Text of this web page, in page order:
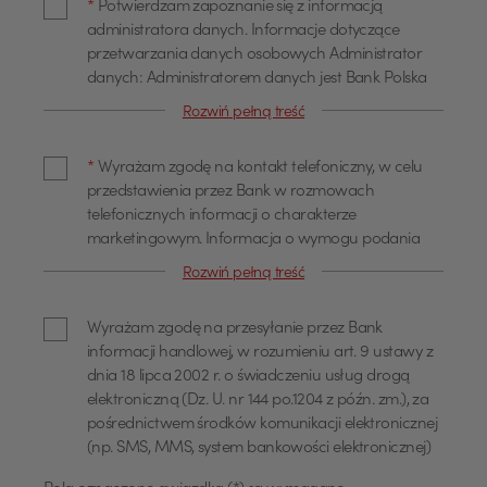
* Potwierdzam zapoznanie się z informacją
administratora danych. Informacje dotyczące
przetwarzania danych osobowych Administrator
danych: Administratorem danych jest Bank Polska
Kasa Opieki Spółka Akcyjna z siedzibą w Warszawie,
skontaktować poprzez adres email
info@pekao.com.pl, telefonicznie pod numerem 519
222 222 lub pisemnie: Bank Pekao SA - Centrala, ul.
Żubra 1, 01-066 Warszawa. U administratora
danych osobowych wyznaczony jest Inspektor
poprzez adres email: IOD@pekao.com.pl lub
pisemnie: Bank Pekao SA - Centrala, ul. Żubra 1, 01-
066 Warszawa. Z Inspektorem Ochrony Danych
można się kontaktować we wszystkich sprawach
dotyczących przetwarzania danych osobowych.
Cele przetwarzania oraz podstawa prawna
przetwarzania Pani/Pana dane będą
Rozwiń pełną treść
* Wyrażam zgodę na kontakt telefoniczny, w celu
przedstawienia przez Bank w rozmowach
telefonicznych informacji o charakterze
marketingowym. Informacja o wymogu podania
danych Podanie danych osobowych dla celów
profilowanie dla określania preferencji lub potrzeb
w zakresie produktów lub usług oraz
przedstawienia odpowiedniej oferty, przez Bank
Polska Kasa Opieki Spółka Akcyjna z siedzibą w
Warszawie, ul. Żubra 1 ("Bank"), jako administratora,
w celu marketingu bezpośredniego produktów lub
usług Banku oraz na kontakt telefoniczny, w celu
Rozwiń pełną treść
Wyrażam zgodę na przesyłanie przez Bank
informacji handlowej, w rozumieniu art. 9 ustawy z
dnia 18 lipca 2002 r. o świadczeniu usług drogą
elektroniczną (Dz. U. nr 144 po.1204 z późn. zm.), za
pośrednictwem środków komunikacji elektronicznej
(np. SMS, MMS, system bankowości elektronicznej)